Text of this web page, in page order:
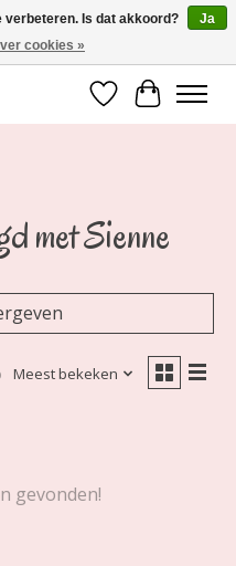
maat 34 t/m 54
Verlanglijst
met Sienne
Meest bekeken
gevonden!
verbeteren. Is dat akkoord?
Ja
cookies »